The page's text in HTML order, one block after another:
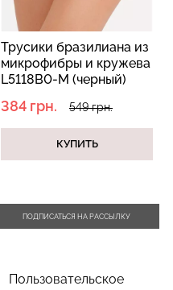
Трусики бразилиана из
микрофибры и кружева
L5118B0-M (черный)
384 грн. 549 грн.
КУПИТЬ
ПОДПИСАТЬСЯ НА РАССЫЛКУ
Пользовательское